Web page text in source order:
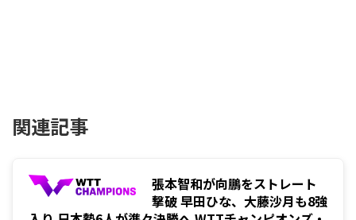
関連記事
張本智和が向鵬をストレート
撃破 早田ひな、大藤沙月も8強